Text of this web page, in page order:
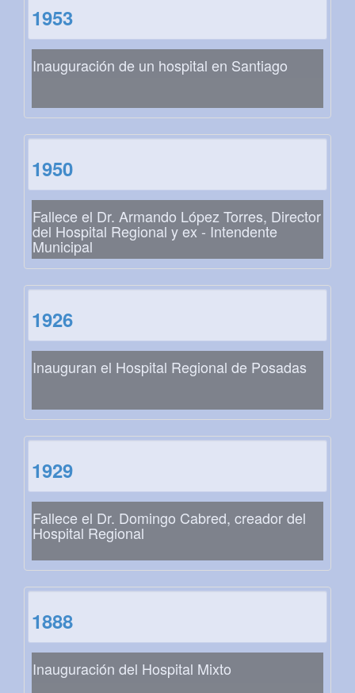
1953
Inauguración de un hospital en Santiago
1950
Fallece el Dr. Armando López Torres, Director
del Hospital Regional y ex - Intendente
Municipal
1926
Inauguran el Hospital Regional de Posadas
1929
Fallece el Dr. Domingo Cabred, creador del
Hospital Regional
1888
Inauguración del Hospital Mixto